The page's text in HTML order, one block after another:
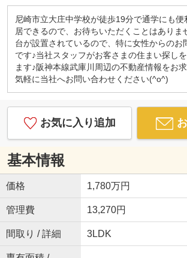
尼崎市立大庄中学校が徒歩19分で通学にも便
居できるので、お待ちいただくことはありま
台が設置されているので、特に女性からのお
です♪当社スタッフがお客さまの住まい探し
ます♪阪神本線武庫川周辺の不動産情報をお
気軽に当社へお問い合わせください(^o^)
お気に入り追加
基本情報
価格 1,780万円
管理費 13,270円
間取り / 詳細 3LDK